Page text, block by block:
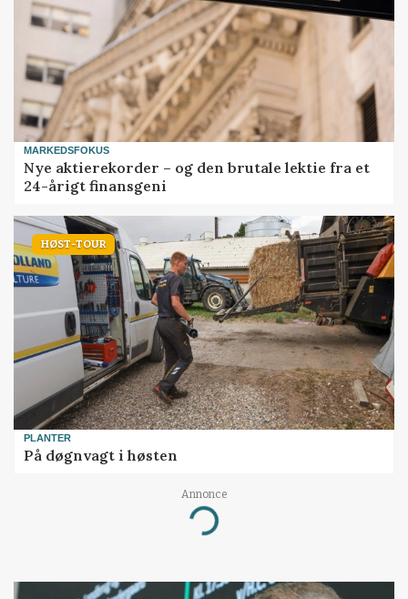
MARKEDSFOKUS
Nye aktierekorder – og den brutale lektie fra et
24-årigt finansgeni
HØST-TOUR
PLANTER
På døgnvagt i høsten
Annonce
Loading...